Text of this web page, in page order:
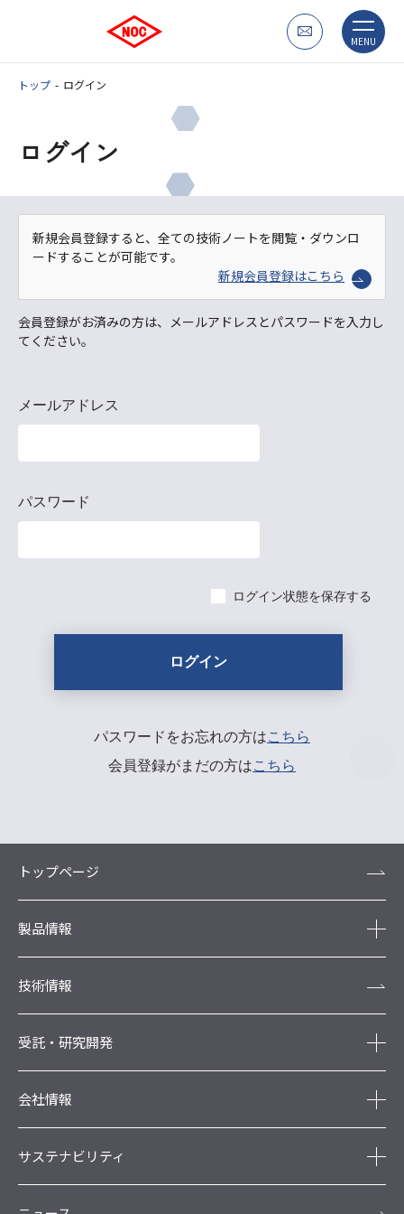
MENU
トップ ログイン
ログイン
新規会員登録すると、全ての技術ノートを閲覧・ダウンロ
ードすることが可能です。
新規会員登録はこちら
会員登録がお済みの方は、メールアドレスとパスワードを入力し
てください。
メールアドレス
パスワード
ログイン状態を保存する
パスワードをお忘れの方はこちら
会員登録がまだの方はこちら
トップページ
製品情報
技術情報
受託・研究開発
会社情報
サステナビリティ